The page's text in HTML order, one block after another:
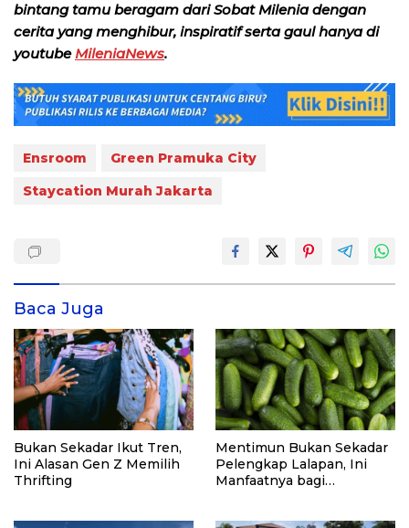
bintang tamu beragam dari Sobat Milenia dengan
cerita yang menghibur, inspiratif serta gaul hanya di
youtubeMileniaNews.
Ensroom
Green Pramuka City
Staycation Murah Jakarta
Baca Juga
Bukan Sekadar Ikut Tren,
Ini Alasan Gen Z Memilih
Thrifting
Mentimun Bukan Sekadar
Pelengkap Lalapan, Ini
Manfaatnya bagi